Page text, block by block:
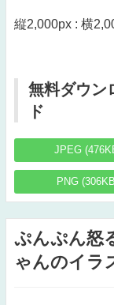
縦2,000px : 横
無料ダウン
ド
JPEG
PNG
ぷんぷん怒
ゃんのイラ